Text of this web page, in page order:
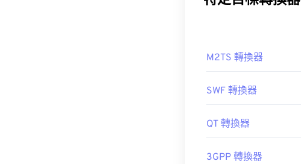
M2TS 轉換器
SWF 轉換器
QT 轉換器
3GPP 轉換器